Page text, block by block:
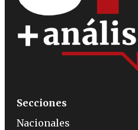
Secciones
Nacionales